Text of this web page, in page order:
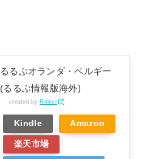
るるぶオランダ・ベルギー
(るるぶ情報版海外)
created by Rinker
Kindle Amazon
楽天市場